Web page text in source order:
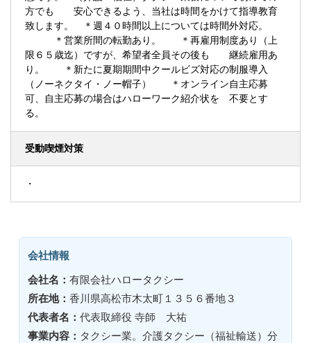
方でも 安心できるよう、当社は時間をかけて指導教育
致します。 ＊週４０時間以上については時間外対応。
＊営業所間の転勤あり。 ＊再雇用制度あり（上
限６５歳迄）ですが、希望者全員その後も 継続雇用あ
り。 ＊新たに夏期期間中クールビズ対応の制服導入
（ノーネクタイ・ノー帽子） ＊オンライン自主応募
可、自主応募の場合はハローワーク紹介状を 不要とす
る。
受動喫煙対策
・
会社情報
会社名： 有限会社ハロータクシー
所在地： 香川県高松市木太町１３５６番地３
代表者名： 代表取締役 寺師 大祐
事業内容： タクシー業。介護タクシー（福祉輸送）分